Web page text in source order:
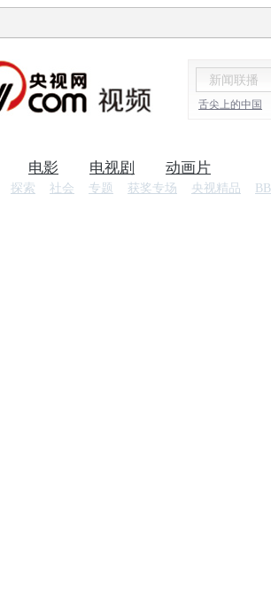
舌尖上的中国
电影 电视剧 动画片
探索 社会 专题 获奖专场 央视精品